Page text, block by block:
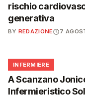
rischio
generativa
BY REDAZIONE 7
🩺
INFERMIERE
A Scanzano
Infermieristico